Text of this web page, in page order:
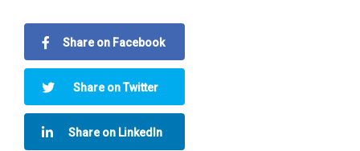
Share on Facebook
Share on Twitter
Share on LinkedIn